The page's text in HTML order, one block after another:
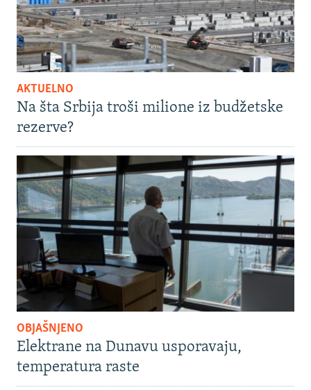
AKTUELNO
Na šta Srbija troši milione iz budžetske
rezerve?
OBJAŠNJENO
Elektrane na Dunavu usporavaju,
temperatura raste